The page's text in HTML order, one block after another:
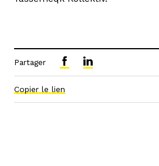
Partager
Copier le lien